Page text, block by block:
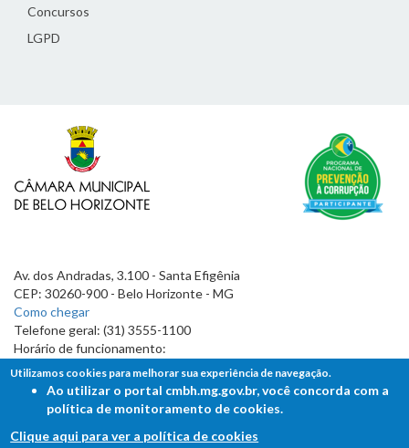
Concursos
LGPD
Av. dos Andradas, 3.100 - Santa Efigênia
CEP: 30260-900 - Belo Horizonte - MG
Como chegar
Telefone geral: (31) 3555-1100
Horário de funcionamento:
7h às 19h
Utilizamos cookies para melhorar sua experiência de navegação.
Ao utilizar o portal cmbh.mg.gov.br, você concorda com a
política de monitoramento de cookies.
Clique aqui para ver a política de cookies